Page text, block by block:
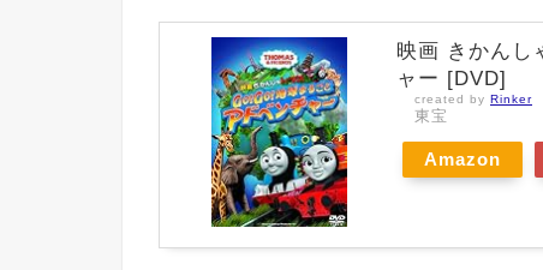
映画 きかんし
ャー [DVD]
created by Rinker
東宝
Amazon